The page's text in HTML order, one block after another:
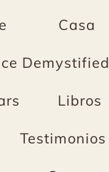
Casa
Demystified
Libros
Testimonios